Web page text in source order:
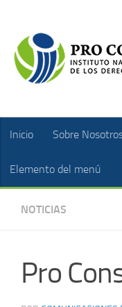
Inicio Sobre
Elemento del menú
NOTICIAS
Pro